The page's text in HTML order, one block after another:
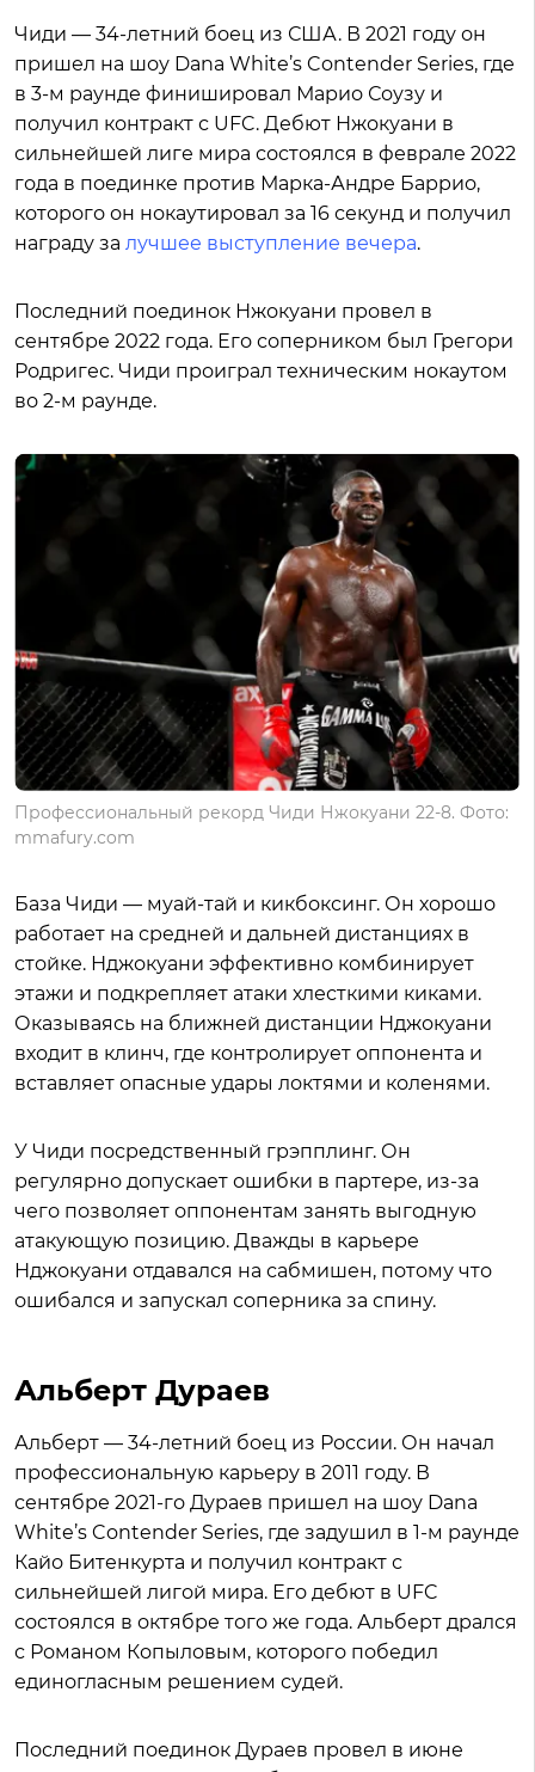
Чиди — 34-летний боец из США. В 2021 году он
пришел на шоу Dana White’s Contender Series, где
в 3-м раунде финишировал Марио Соузу и
получил контракт с UFC. Дебют Нжокуани в
сильнейшей лиге мира состоялся в феврале 2022
года в поединке против Марка-Андре Баррио,
которого он нокаутировал за 16 секунд и получил
награду за лучшее выступление вечера.
Последний поединок Нжокуани провел в
сентябре 2022 года. Его соперником был Грегори
Родригес. Чиди проиграл техническим нокаутом
во 2-м раунде.
Профессиональный рекорд Чиди Нжокуани 22-8. Фото:
mmafury.com
База Чиди — муай-тай и кикбоксинг. Он хорошо
работает на средней и дальней дистанциях в
стойке. Нджокуани эффективно комбинирует
этажи и подкрепляет атаки хлесткими киками.
Оказываясь на ближней дистанции Нджокуани
входит в клинч, где контролирует оппонента и
вставляет опасные удары локтями и коленями.
У Чиди посредственный грэпплинг. Он
регулярно допускает ошибки в партере, из-за
чего позволяет оппонентам занять выгодную
атакующую позицию. Дважды в карьере
Нджокуани отдавался на сабмишен, потому что
ошибался и запускал соперника за спину.
Альберт Дураев
Альберт — 34-летний боец из России. Он начал
профессиональную карьеру в 2011 году. В
сентябре 2021-го Дураев пришел на шоу Dana
White’s Contender Series, где задушил в 1-м раунде
Кайо Битенкурта и получил контракт с
сильнейшей лигой мира. Его дебют в UFC
состоялся в октябре того же года. Альберт дрался
с Романом Копыловым, которого победил
единогласным решением судей.
Последний поединок Дураев провел в июне